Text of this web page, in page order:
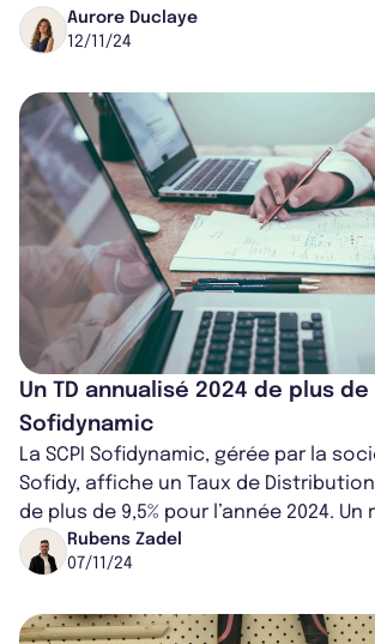
dans des parcs commerciaux e...
Aurore Duclaye
12/11/24
Un TD annualisé 2024 de plus de
Sofidynamic
La SCPI Sofidynamic, gérée par la
Sofidy, affiche un Taux de
de plus de 9,5% pour l’année 2024.
exceptionnel, rendu poss...
Rubens Zadel
07/11/24